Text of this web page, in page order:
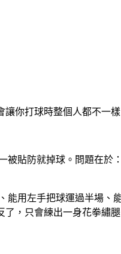
你打球時整個人都不一樣
貼防就掉球。問題在於
能用左手把球運過半場、
，只會練出一身花拳繡